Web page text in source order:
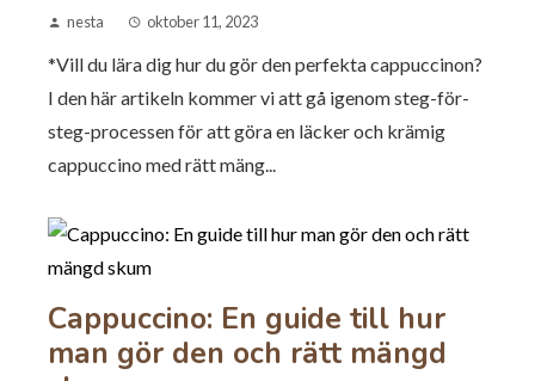
nesta oktober 11, 2023
*Vill du lära dig hur du gör den perfekta cappuccinon?
I den här artikeln kommer vi att gå igenom steg-för-
steg-processen för att göra en läcker och krämig
cappuccino med rätt mäng...
Cappuccino: En guide till hur
man gör den och rätt mängd